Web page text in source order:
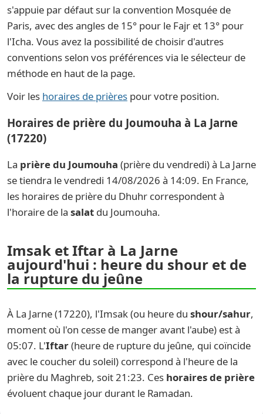
s'appuie par défaut sur la convention Mosquée de
Paris, avec des angles de 15° pour le Fajr et 13° pour
l'Icha. Vous avez la possibilité de choisir d'autres
conventions selon vos préférences via le sélecteur de
méthode en haut de la page.
Voir les horaires de prières pour votre position.
Horaires de prière du Joumouha à La Jarne
(17220)
La prière du Joumouha (prière du vendredi) à La Jarne
se tiendra le vendredi 14/08/2026 à 14:09. En France,
les horaires de prière du Dhuhr correspondent à
l'horaire de la salat du Joumouha.
Imsak et Iftar à La Jarne
aujourd'hui : heure du shour et de
la rupture du jeûne
À La Jarne (17220), l'Imsak (ou heure du shour/sahur,
moment où l'on cesse de manger avant l'aube) est à
05:07. L'Iftar(heure de rupture du jeûne, qui coïncide
avec le coucher du soleil) correspond à l'heure de la
prière du Maghreb, soit 21:23. Ces horaires de prière
évoluent chaque jour durant le Ramadan.